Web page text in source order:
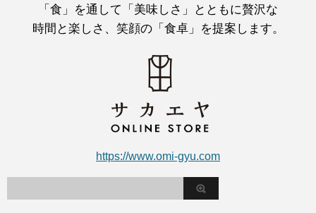
「食」を通して「美味しさ」とともに贅沢な
時間と楽しさ、笑顔の「食卓」を提案します。
https://www.omi-gyu.com